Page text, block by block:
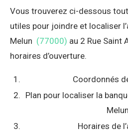
Vous trouverez ci-dessous
utiles pour joindre et localiser
Melun (77000) au 2 Rue Saint
horaires d’ouverture.
Coordonnés
Plan pour localiser la
Melun
Horaires de